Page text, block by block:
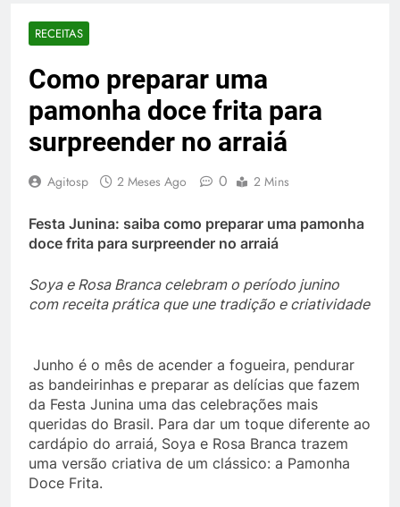
RECEITAS
Como preparar uma
pamonha doce frita para
surpreender no arraiá
Agitosp 2 Meses Ago 0 2 Mins
Festa Junina: saiba como preparar uma pamonha
doce frita para surpreender no arraiá
Soya e Rosa Branca celebram o período junino
com receita prática que une tradição e criatividade
Junho é o mês de acender a fogueira, pendurar
as bandeirinhas e preparar as delícias que fazem
da Festa Junina uma das celebrações mais
queridas do Brasil. Para dar um toque diferente ao
cardápio do arraiá, Soya e Rosa Branca trazem
uma versão criativa de um clássico: a Pamonha
Doce Frita.